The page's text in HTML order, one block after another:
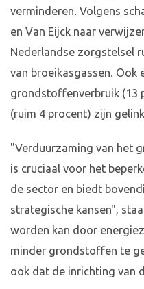
verminderen. Volgens
en Van Eijck naar
Nederlandse zorgstelsel
van broeikasgassen. Ook
grondstoffenverbruik (13
(ruim 4 procent) zijn
"Verduurzaming van het
is cruciaal voor het
de sector en biedt
strategische kansen",
worden kan door
minder grondstoffen te
ook dat de inrichting van